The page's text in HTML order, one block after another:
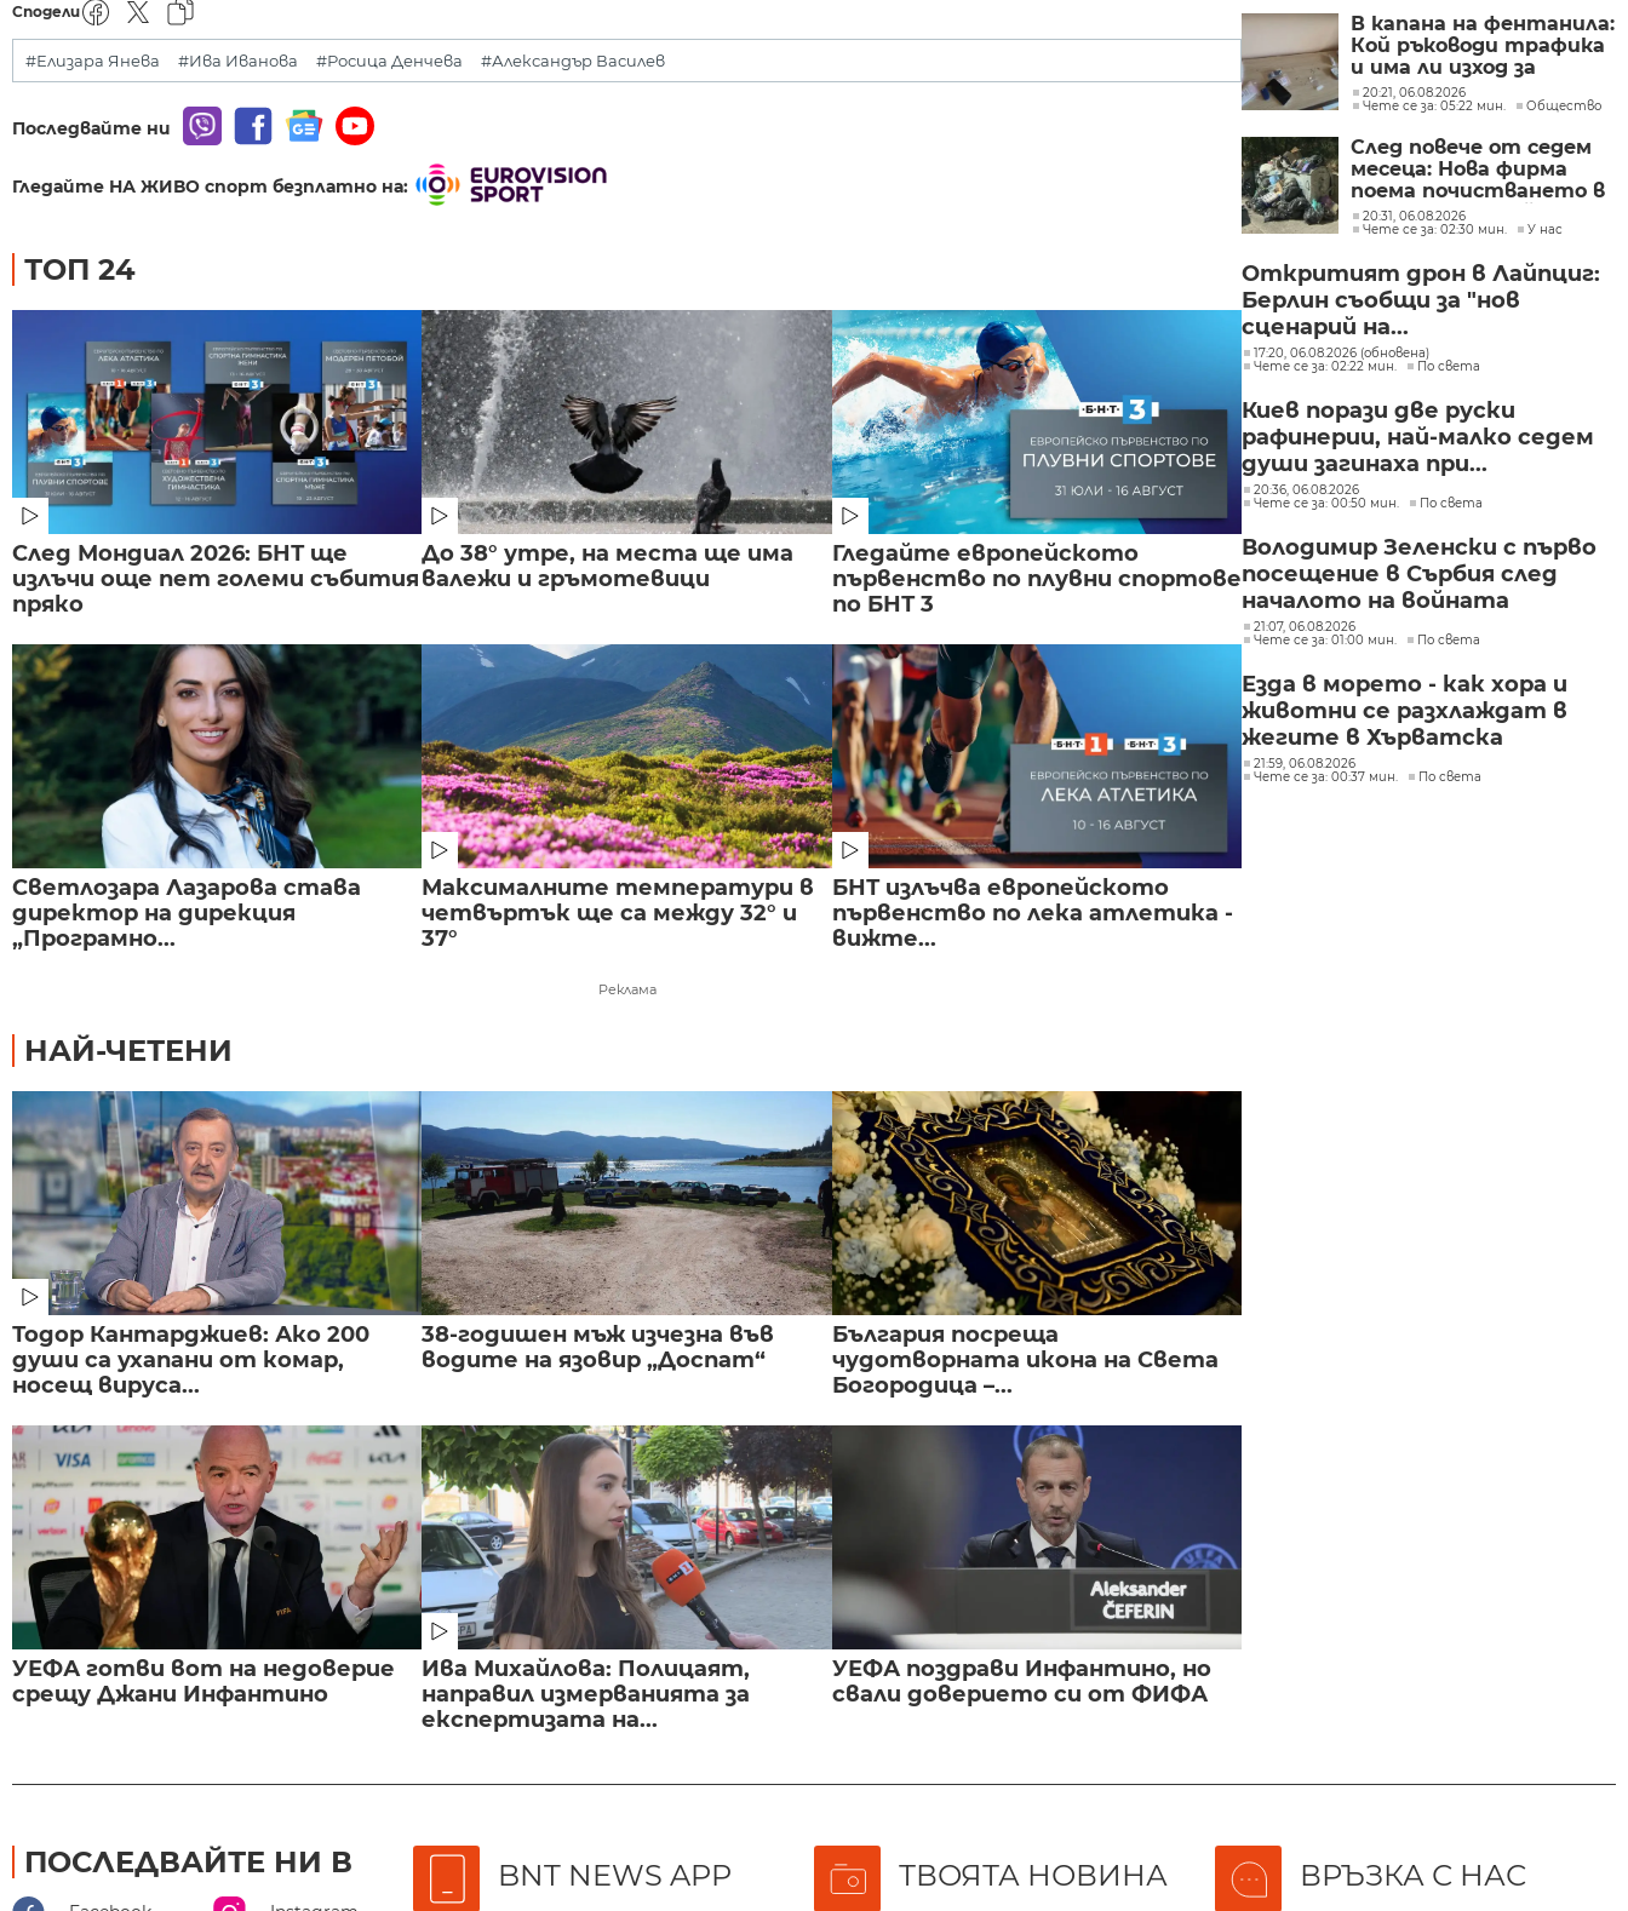
Сподели
#Елизара Янева #Ива Иванова #Росица Денчева #Александър Василев
Последвайте ни
Гледайте НА ЖИВО спорт безплатно на:
ТОП 24
След Мондиал 2026: БНТ ще
излъчи още пет големи събития
пряко
До 38° утре, на места ще има
валежи и гръмотевици
Гледайте европейското
първенство по плувни спортове
по БНТ 3
Светлозара Лазарова става
директор на дирекция
„Програмно...
Максималните температури в
четвъртък ще са между 32° и
37°
БНТ излъчва европейското
първенство по лека атлетика -
вижте...
Реклама
НАЙ-ЧЕТЕНИ
Тодор Кантарджиев: Ако 200
души са ухапани от комар,
носещ вируса...
38-годишен мъж изчезна във
водите на язовир „Доспат“
България посреща
чудотворната икона на Света
Богородица –...
УЕФА готви вот на недоверие
срещу Джани Инфантино
Ива Михайлова: Полицаят,
направил измерванията за
експертизата на...
УЕФА поздрави Инфантино, но
свали доверието си от ФИФА
В капана на фентанила:
Кой ръководи трафика
и има ли изход за
пристрастените?
20:21, 06.08.2026
Чете се за: 05:22 мин.
Общество
След повече от седем
месеца: Нова фирма
поема почистването в
столичните райони
"Слатина", "Подуяне" и
20:31, 06.08.2026
Чете се за: 02:30 мин.
У нас
Откритият дрон в Лайпциг:
Берлин съобщи за "нов
сценарий на...
17:20, 06.08.2026 (обновена)
Чете се за: 02:22 мин.
По света
Киев порази две руски
рафинерии, най-малко седем
души загинаха при...
20:36, 06.08.2026
Чете се за: 00:50 мин.
По света
Володимир Зеленски с първо
посещение в Сърбия след
началото на войната
21:07, 06.08.2026
Чете се за: 01:00 мин.
По света
Езда в морето - как хора и
животни се разхлаждат в
жегите в Хърватска
21:59, 06.08.2026
Чете се за: 00:37 мин.
По света
ПОСЛЕДВАЙТЕ НИ В BNT NEWS APP ТВОЯТА НОВИНА ВРЪЗКА С НАС